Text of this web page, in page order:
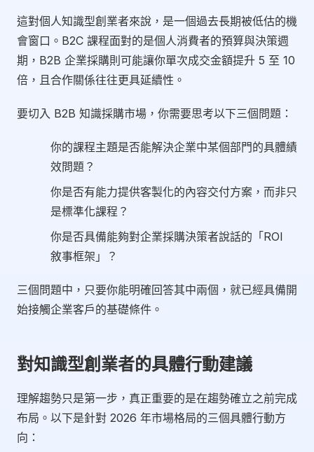
這對個人知識型創業者來說，是一個過去長期被低估的機
會窗口。B2C 課程面對的是個人消費者的預算與決策週
期，B2B 企業採購則可能讓你單次成交金額提升 5 至 10
倍，且合作關係往往更具延續性。
要切入 B2B 知識採購市場，你需要思考以下三個問題：
你的課程主題是否能解決企業中某個部門的具體績
效問題？
你是否有能力提供客製化的內容交付方案，而非只
是標準化課程？
你是否具備能夠對企業採購決策者說話的「ROI
敘事框架」？
三個問題中，只要你能明確回答其中兩個，就已經具備開
始接觸企業客戶的基礎條件。
對知識型創業者的具體行動建議
理解趨勢只是第一步，真正重要的是在趨勢確立之前完成
布局。以下是針對 2026 年市場格局的三個具體行動方
向：